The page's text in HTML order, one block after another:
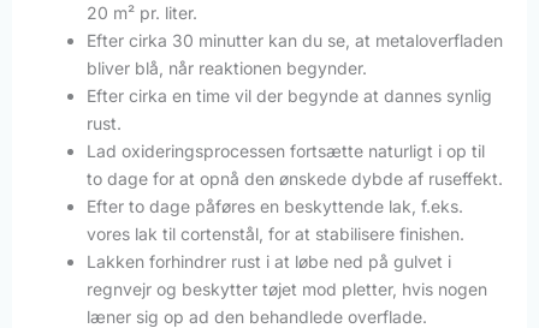
20 m² pr. liter.
Efter cirka 30 minutter kan du se, at metaloverfladen
bliver blå, når reaktionen begynder.
Efter cirka en time vil der begynde at dannes synlig
rust.
Lad oxideringsprocessen fortsætte naturligt i op til
to dage for at opnå den ønskede dybde af ruseffekt.
Efter to dage påføres en beskyttende lak, f.eks.
vores lak til cortenstål, for at stabilisere finishen.
Lakken forhindrer rust i at løbe ned på gulvet i
regnvejr og beskytter tøjet mod pletter, hvis nogen
læner sig op ad den behandlede overflade.